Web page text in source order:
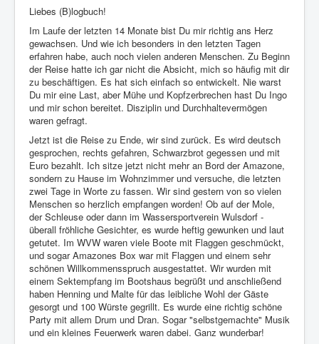
Liebes (B)logbuch!
Im Laufe der letzten 14 Monate bist Du mir richtig ans Herz
gewachsen. Und wie ich besonders in den letzten Tagen
erfahren habe, auch noch vielen anderen Menschen. Zu Beginn
der Reise hatte ich gar nicht die Absicht, mich so häufig mit dir
zu beschäftigen. Es hat sich einfach so entwickelt. Nie warst
Du mir eine Last, aber Mühe und Kopfzerbrechen hast Du Ingo
und mir schon bereitet. Disziplin und Durchhaltevermögen
waren gefragt.
Jetzt ist die Reise zu Ende, wir sind zurück. Es wird deutsch
gesprochen, rechts gefahren, Schwarzbrot gegessen und mit
Euro bezahlt. Ich sitze jetzt nicht mehr an Bord der Amazone,
sondern zu Hause im Wohnzimmer und versuche, die letzten
zwei Tage in Worte zu fassen. Wir sind gestern von so vielen
Menschen so herzlich empfangen worden! Ob auf der Mole,
der Schleuse oder dann im Wassersportverein Wulsdorf -
überall fröhliche Gesichter, es wurde heftig gewunken und laut
getutet. Im WVW waren viele Boote mit Flaggen geschmückt,
und sogar Amazones Box war mit Flaggen und einem sehr
schönen Willkommensspruch ausgestattet. Wir wurden mit
einem Sektempfang im Bootshaus begrüßt und anschließend
haben Henning und Malte für das leibliche Wohl der Gäste
gesorgt und 100 Würste gegrillt. Es wurde eine richtig schöne
Party mit allem Drum und Dran. Sogar "selbstgemachte" Musik
und ein kleines Feuerwerk waren dabei. Ganz wunderbar!